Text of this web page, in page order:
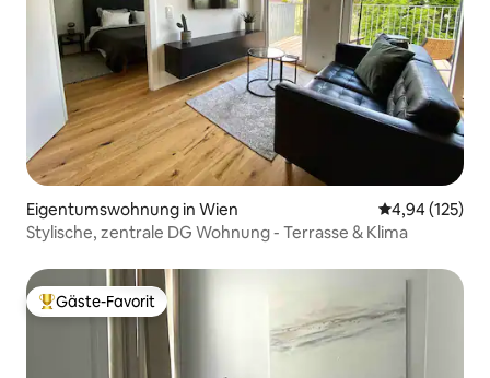
Eigentumswohnung in Wien
4,94 (125)
Stylische, zentrale DG Wohnung - Terrasse & Klima
Beliebter Gäste-Favorit.
Gäste-Favorit